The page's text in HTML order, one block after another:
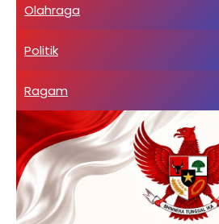
Olahraga
Politik
Ragam